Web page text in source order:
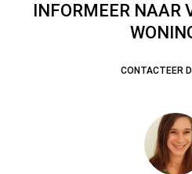
INFORMEER NAAR
CONTACTEER